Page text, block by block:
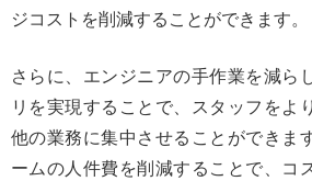
ジコストを削減することができます。
さらに、エンジニアの手作業を減ら
リを実現することで、スタッフをよ
他の業務に集中させることができま
ームの人件費を削減することで、コ